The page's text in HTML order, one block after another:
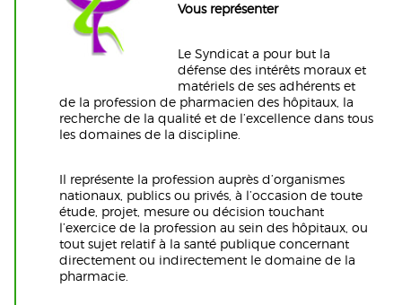
Vous représenter
Le Syndicat a pour but la
défense des intérêts moraux et
matériels de ses adhérents et
de la profession de pharmacien des hôpitaux, la
recherche de la qualité et de l’excellence dans tous
les domaines de la discipline.
Il représente la profession auprès d’organismes
nationaux, publics ou privés, à l’occasion de toute
étude, projet, mesure ou décision touchant
l’exercice de la profession au sein des hôpitaux, ou
tout sujet relatif à la santé publique concernant
directement ou indirectement le domaine de la
pharmacie.